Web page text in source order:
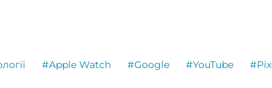
#Apple Watch #Google #YouTube